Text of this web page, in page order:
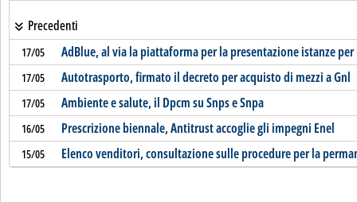
Precedenti
17/05 AdBlue, al via la piattaforma per la presentazione istanze
17/05 Autotrasporto, firmato il decreto per acquisto di mezzi a Gnl
17/05 Ambiente e salute, il Dpcm su Snps e Snpa
16/05 Prescrizione biennale, Antitrust accoglie gli impegni Enel
15/05 Elenco venditori, consultazione sulle procedure per la